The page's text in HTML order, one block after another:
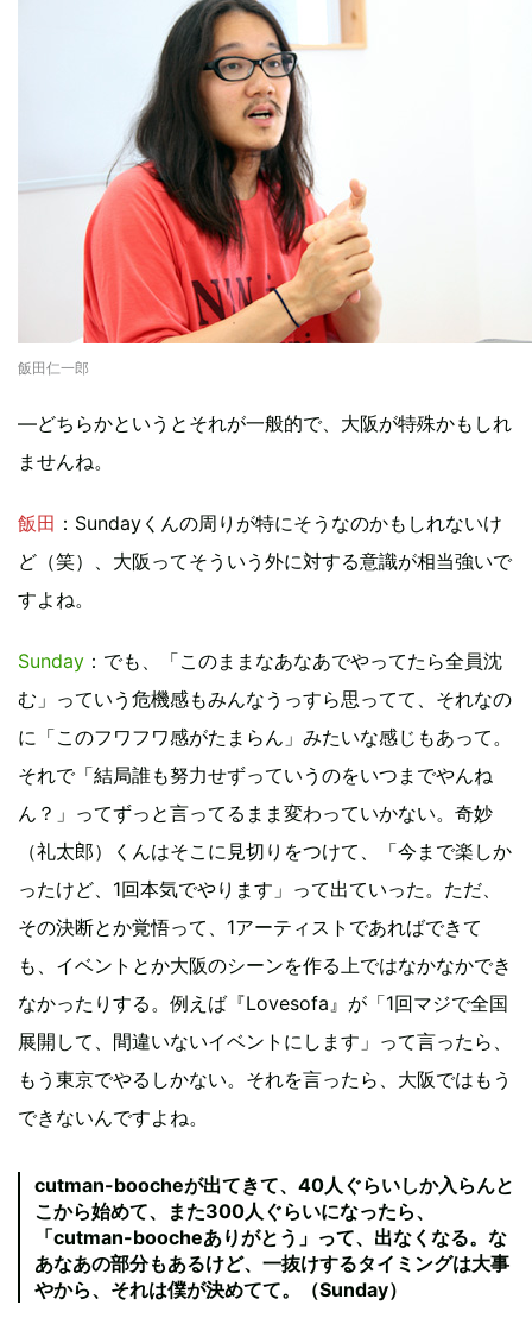
飯田仁一郎
―どちらかというとそれが一般的で、大阪が特殊かもしれ
ませんね。
飯田 ：Sundayくんの周りが特にそうなのかもしれないけ
ど（笑）、大阪ってそういう外に対する意識が相当強いで
すよね。
Sunday ：でも、「このままなあなあでやってたら全員沈
む」っていう危機感もみんなうっすら思ってて、それなの
に「このフワフワ感がたまらん」みたいな感じもあって。
それで「結局誰も努力せずっていうのをいつまでやんね
ん？」ってずっと言ってるまま変わっていかない。奇妙
（礼太郎）くんはそこに見切りをつけて、「今まで楽しか
ったけど、1回本気でやります」って出ていった。ただ、
その決断とか覚悟って、1アーティストであればできて
も、イベントとか大阪のシーンを作る上ではなかなかでき
なかったりする。例えば『Lovesofa』が「1回マジで全国
展開して、間違いないイベントにします」って言ったら、
もう東京でやるしかない。それを言ったら、大阪ではもう
できないんですよね。
cutman-boocheが出てきて、40人ぐらいしか入らんと
こから始めて、また300人ぐらいになったら、
「cutman-boocheありがとう」って、出なくなる。な
あなあの部分もあるけど、一抜けするタイミングは大事
やから、それは僕が決めてて。（Sunday）